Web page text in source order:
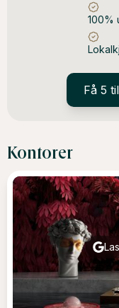
100%
Få 5
Kontorer